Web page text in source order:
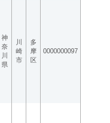
神
奈
川
県
川
崎
市
多
摩
区
0000000097